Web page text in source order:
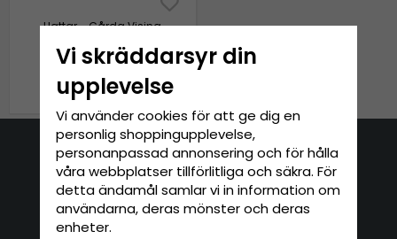
Hattar - Gårda Visina
249 kr
Kontakta oss
E-mail: info@hatshop.se
Vi skräddarsyr din
upplevelse
Vi använder cookies för att ge dig en
personlig shoppingupplevelse,
personanpassad annonsering och för hålla
våra webbplatser tillförlitliga och säkra. För
detta ändamål samlar vi in information om
användarna, deras mönster och deras
enheter.